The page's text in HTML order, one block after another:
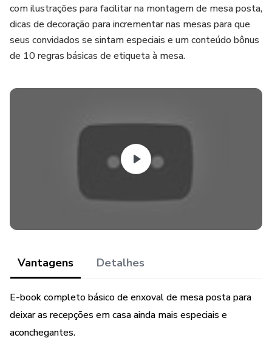
com ilustrações para facilitar na montagem de mesa posta,
dicas de decoração para incrementar nas mesas para que
seus convidados se sintam especiais e um conteúdo bônus
de 10 regras básicas de etiqueta à mesa.
Vantagens Detalhes
E-book completo básico de enxoval de mesa posta para
deixar as recepções em casa ainda mais especiais e
aconchegantes.